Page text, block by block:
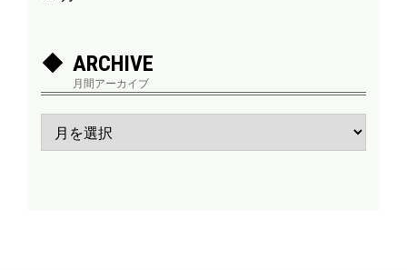
ARCHIVE
月間アーカイブ